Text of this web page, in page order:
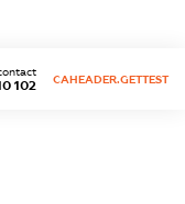
102 CAHEADER.GETTEST